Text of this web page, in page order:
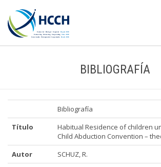
BIBLIOGRAFÍA
Bibliografía
Título
Habitual Residence of children
Child Abduction Convention –
Autor
SCHUZ, R.